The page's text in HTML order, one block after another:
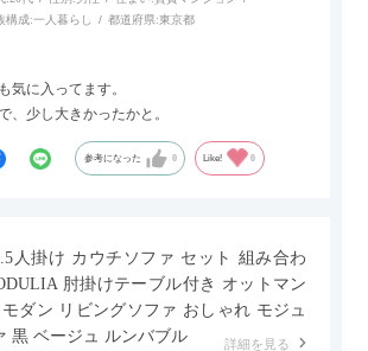
構成:一人暮らし 都道府県:東京都
気に入ってます。
、少し大きかったかと。
参考になった 0 Like! 0
人掛け カウチソファ セット 組み合わ
肘掛けテーブル付き オットマン
ダン リビングソファ おしゃれ モジュ
黒 ベージュ ルンバブル
詳細を見る